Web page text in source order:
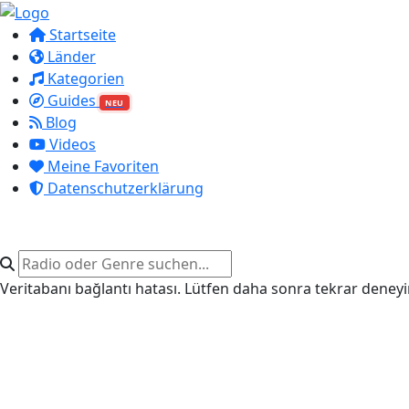
Startseite
Länder
Kategorien
Guides
NEU
Blog
Videos
Meine Favoriten
Datenschutzerklärung
Veritabanı bağlantı hatası. Lütfen daha sonra tekrar